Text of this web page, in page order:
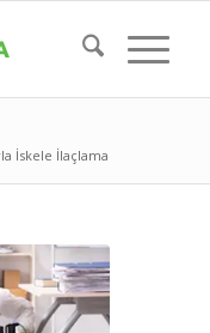
İskele İlaçlama